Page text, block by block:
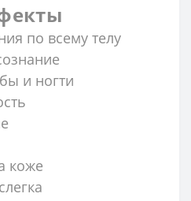
по всему телу
и ногти
коже